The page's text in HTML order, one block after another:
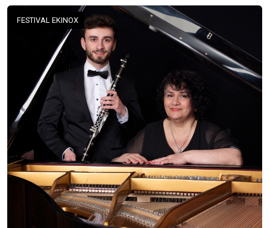
FESTIVAL EKINOX